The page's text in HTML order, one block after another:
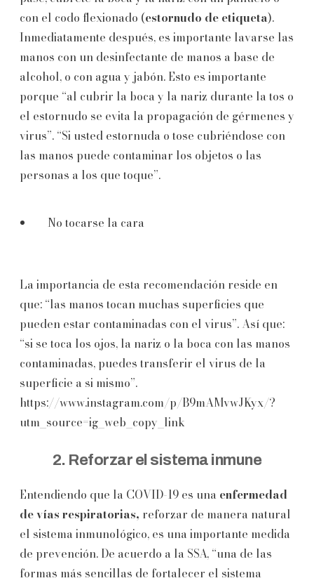
con el codo flexionado (estornudo de etiqueta).
Inmediatamente después, es importante lavarse las
manos con un desinfectante de manos a base de
alcohol, o con agua y jabón. Esto es importante
porque “al cubrir la boca y la nariz durante la tos o
el estornudo se evita la propagación de gérmenes y
virus”. “Si usted estornuda o tose cubriéndose con
las manos puede contaminar los objetos o las
personas a los que toque”.
No tocarse la cara
La importancia de esta recomendación reside en
que: “las manos tocan muchas superficies que
pueden estar contaminadas con el virus”. Así que:
“si se toca los ojos, la nariz o la boca con las manos
contaminadas, puedes transferir el virus de la
superficie a si mismo”.
https://www.instagram.com/p/B9mAMvwJKyx/?
utm_source=ig_web_copy_link
2. Reforzar el sistema inmune
Entendiendo que la COVID-19 es una enfermedad
de vías respiratorias, reforzar de manera natural
el sistema inmunológico, es una importante medida
de prevención. De acuerdo a la SSA, “una de las
formas más sencillas de fortalecer el sistema